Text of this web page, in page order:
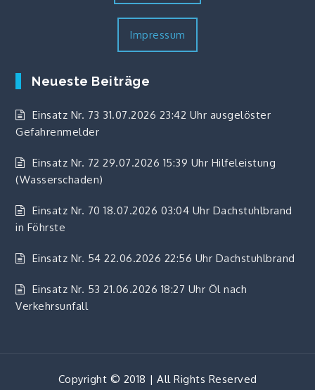
Impressum
Neueste Beiträge
Einsatz Nr. 73 31.07.2026 23:42 Uhr ausgelöster
Gefahrenmelder
Einsatz Nr. 72 29.07.2026 15:39 Uhr Hilfeleistung
(Wasserschaden)
Einsatz Nr. 70 18.07.2026 03:04 Uhr Dachstuhlbrand
in Föhrste
Einsatz Nr. 54 22.06.2026 22:56 Uhr Dachstuhlbrand
Einsatz Nr. 53 21.06.2026 18:27 Uhr Öl nach
Verkehrsunfall
Copyright © 2018 | All Rights Reserved